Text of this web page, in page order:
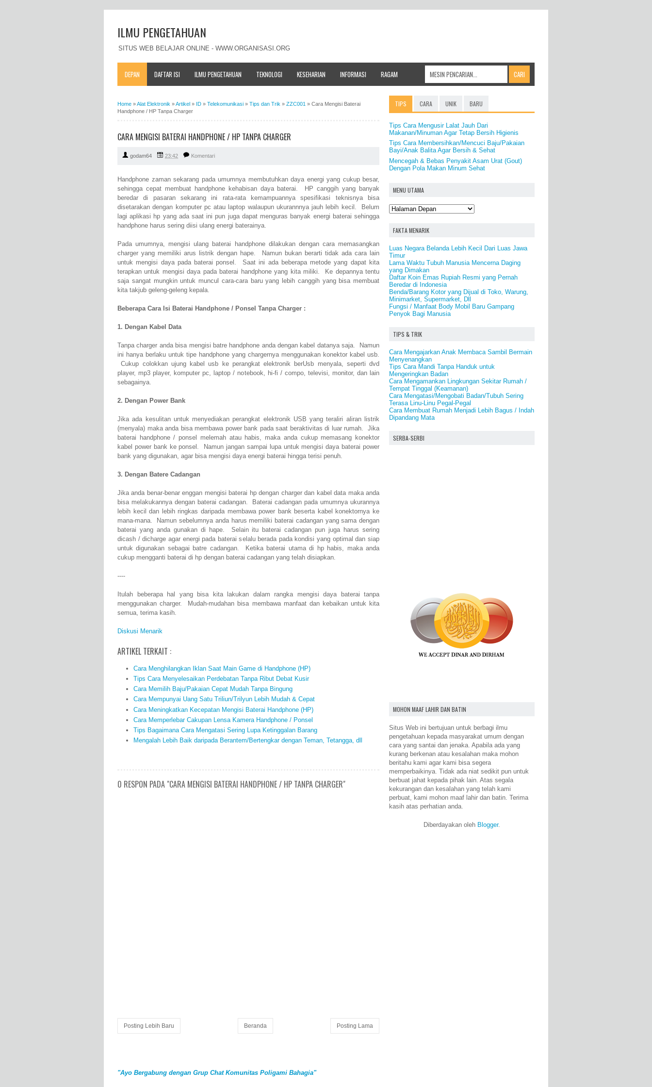
ILMU PENGETAHUAN
SITUS WEB BELAJAR ONLINE - WWW.ORGANISASI.ORG
DEPAN DAFTAR ISI ILMU PENGETAHUAN TEKNOLOGI KESEHARIAN INFORMASI RAGAM
Home »Alat Elektronik »Artikel » ID » Telekomunikasi » Tips dan Trik » ZZC001 » Cara Mengisi Baterai
Handphone / HP Tanpa Charger
CARA MENGISI BATERAI HANDPHONE / HP TANPA CHARGER
godam64 23:42 Komentari
Handphone zaman sekarang pada umumnya membutuhkan daya energi yang cukup besar,
sehingga cepat membuat handphone kehabisan daya baterai. HP canggih yang banyak
beredar di pasaran sekarang ini rata-rata kemampuannya spesifikasi teknisnya bisa
disetarakan dengan komputer pc atau laptop walaupun ukurannnya jauh lebih kecil. Belum
lagi aplikasi hp yang ada saat ini pun juga dapat menguras banyak energi baterai sehingga
handphone harus sering diisi ulang energi baterainya.
Pada umumnya, mengisi ulang baterai handphone dilakukan dengan cara memasangkan
charger yang memiliki arus listrik dengan hape. Namun bukan berarti tidak ada cara lain
untuk mengisi daya pada baterai ponsel. Saat ini ada beberapa metode yang dapat kita
terapkan untuk mengisi daya pada baterai handphone yang kita miliki. Ke depannya tentu
saja sangat mungkin untuk muncul cara-cara baru yang lebih canggih yang bisa membuat
kita takjub geleng-geleng kepala.
Beberapa Cara Isi Baterai Handphone / Ponsel Tanpa Charger :
1. Dengan Kabel Data
Tanpa charger anda bisa mengisi batre handphone anda dengan kabel datanya saja. Namun
ini hanya berlaku untuk tipe handphone yang chargernya menggunakan konektor kabel usb.
Cukup colokkan ujung kabel usb ke perangkat elektronik berUsb menyala, seperti dvd
player, mp3 player, komputer pc, laptop / notebook, hi-fi / compo, televisi, monitor, dan lain
sebagainya.
2. Dengan Power Bank
Jika ada kesulitan untuk menyediakan perangkat elektronik USB yang teraliri aliran listrik
(menyala) maka anda bisa membawa power bank pada saat beraktivitas di luar rumah. Jika
baterai handphone / ponsel melemah atau habis, maka anda cukup memasang konektor
kabel power bank ke ponsel. Namun jangan sampai lupa untuk mengisi daya baterai power
bank yang digunakan, agar bisa mengisi daya energi baterai hingga terisi penuh.
3. Dengan Batere Cadangan
Jika anda benar-benar enggan mengisi baterai hp dengan charger dan kabel data maka anda
bisa melakukannya dengan baterai cadangan. Baterai cadangan pada umumnya ukurannya
lebih kecil dan lebih ringkas daripada membawa power bank beserta kabel konektornya ke
mana-mana. Namun sebelumnya anda harus memiliki baterai cadangan yang sama dengan
baterai yang anda gunakan di hape. Selain itu baterai cadangan pun juga harus sering
dicash / dicharge agar energi pada baterai selalu berada pada kondisi yang optimal dan siap
untuk digunakan sebagai batre cadangan. Ketika baterai utama di hp habis, maka anda
cukup mengganti baterai di hp dengan baterai cadangan yang telah disiapkan.
----
Itulah beberapa hal yang bisa kita lakukan dalam rangka mengisi daya baterai tanpa
menggunakan charger. Mudah-mudahan bisa membawa manfaat dan kebaikan untuk kita
semua, terima kasih.
Diskusi Menarik
ARTIKEL TERKAIT :
Cara Menghilangkan Iklan Saat Main Game di Handphone (HP)
Tips Cara Menyelesaikan Perdebatan Tanpa Ribut Debat Kusir
Cara Memilih Baju/Pakaian Cepat Mudah Tanpa Bingung
Cara Mempunyai Uang Satu Triliun/Trilyun Lebih Mudah & Cepat
Cara Meningkatkan Kecepatan Mengisi Baterai Handphone (HP)
Cara Memperlebar Cakupan Lensa Kamera Handphone / Ponsel
Tips Bagaimana Cara Mengatasi Sering Lupa Ketinggalan Barang
Mengalah Lebih Baik daripada Berantem/Bertengkar dengan Teman, Tetangga, dll
0 RESPON PADA "CARA MENGISI BATERAI HANDPHONE / HP TANPA CHARGER"
Posting Lebih Baru Posting Lama
Beranda
"Ayo Bergabung dengan Grup Chat Komunitas Poligami Bahagia"
TIPS CARA UNIK BARU
Tips Cara Mengusir Lalat Jauh Dari
Makanan/Minuman Agar Tetap Bersih Higienis
Tips Cara Membersihkan/Mencuci Baju/Pakaian
Bayi/Anak Balita Agar Bersih & Sehat
Mencegah & Bebas Penyakit Asam Urat (Gout)
Dengan Pola Makan Minum Sehat
MENU UTAMA
FAKTA MENARIK
Luas Negara Belanda Lebih Kecil Dari Luas Jawa
Timur
Lama Waktu Tubuh Manusia Mencerna Daging
yang Dimakan
Daftar Koin Emas Rupiah Resmi yang Pernah
Beredar di Indonesia
Benda/Barang Kotor yang Dijual di Toko, Warung,
Minimarket, Supermarket, Dll
Fungsi / Manfaat Body Mobil Baru Gampang
Penyok Bagi Manusia
TIPS & TRIK
Cara Mengajarkan Anak Membaca Sambil Bermain
Menyenangkan
Tips Cara Mandi Tanpa Handuk untuk
Mengeringkan Badan
Cara Mengamankan Lingkungan Sekitar Rumah /
Tempat Tinggal (Keamanan)
Cara Mengatasi/Mengobati Badan/Tubuh Sering
Terasa Linu-Linu Pegal-Pegal
Cara Membuat Rumah Menjadi Lebih Bagus / Indah
Dipandang Mata
SERBA-SERBI
MOHON MAAF LAHIR DAN BATIN
Situs Web ini bertujuan untuk berbagi ilmu
pengetahuan kepada masyarakat umum dengan
cara yang santai dan jenaka. Apabila ada yang
kurang berkenan atau kesalahan maka mohon
beritahu kami agar kami bisa segera
memperbaikinya. Tidak ada niat sedikit pun untuk
berbuat jahat kepada pihak lain. Atas segala
kekurangan dan kesalahan yang telah kami
perbuat, kami mohon maaf lahir dan batin. Terima
kasih atas perhatian anda.
Diberdayakan oleh Blogger.